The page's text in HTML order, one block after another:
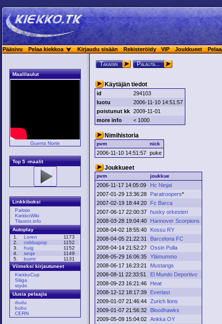
Pääsivu Pelaa kiekkoa Kirjaudu sisään Rekisteröidy VIP Joukkueet
Maalilaulut
Guerra Norte
Top 5 -maalit
Linkkiboksi
Paitsio
KiekkoWiki
Tilastot.info
Autoplay
1.
Loren
1173
2.
cobbapop
1152
3.
huig
1152
4.
seqe
1149
5.
burnt
1131
Viimeksi kirjautuneet
KiekkoCup
Sliiga
styde
Uusia pelaajia
dudu
bubu
CERN
Takaisin Palauta...
Käytäjän tiedot
id
294103
luotu
2006-11-10 14:51:57
poistunut kk 2009-11-01
more info
< 1000
Nimihistoria
pvm nick
2006-11-10 14:51:57 puke
Joukkueet
pvm joukkue
2006-11-17 14:05:09
Hc Ninjat
2007-01-29 13:36:28
Paratroopers*
2007-02-19 18:44:20
Fc Barca
2007-06-17 22:00:37 husky orkesteri
2008-03-28 19:04:40
Hannover Scorpions
2008-04-02 18:55:40
Kossu RY
2008-04-05 21:22:31
Barcelona FC
2008-04-14 21:52:27 Ossin Pulla
2008-05-29 16:06:35 Ylämummo
2008-06-17 16:23:21
Mustangs
2008-08-11 22:33:51
El Mundo Deportivo
2008-09-23 16:21:46
Heat
2008-12-12 18:17:39
Everlast
2009-01-07 21:46:44 Zurich lions
2009-01-07 21:56:32
Bloodhawks
2009-05-09 15:04:02 Ankka OY